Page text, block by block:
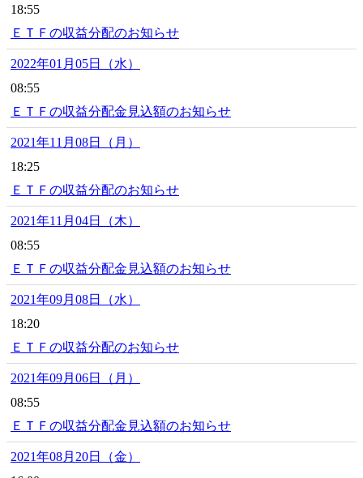
18:55
ＥＴＦの収益分配のお知らせ
2022年01月05日（水）
08:55
ＥＴＦの収益分配金見込額のお知らせ
2021年11月08日（月）
18:25
ＥＴＦの収益分配のお知らせ
2021年11月04日（木）
08:55
ＥＴＦの収益分配金見込額のお知らせ
2021年09月08日（水）
18:20
ＥＴＦの収益分配のお知らせ
2021年09月06日（月）
08:55
ＥＴＦの収益分配金見込額のお知らせ
2021年08月20日（金）